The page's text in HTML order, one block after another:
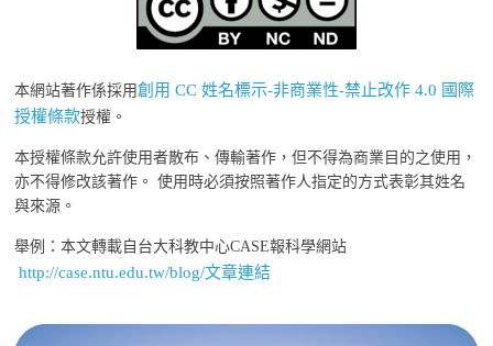
本網站著作係採用創用 CC 姓名標示-非商業性-禁止改作 4.0 國際
授權條款授權。
本授權條款允許使用者散布、傳輸著作，但不得為商業目的之使用，
亦不得修改該著作。 使用時必須按照著作人指定的方式表彰其姓名
與來源。
舉例：本文轉載自台大科教中心CASE報科學網站
http://case.ntu.edu.tw/blog/文章連結